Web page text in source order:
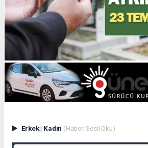
Erkek| Kadın (Haberi Sesli Oku)